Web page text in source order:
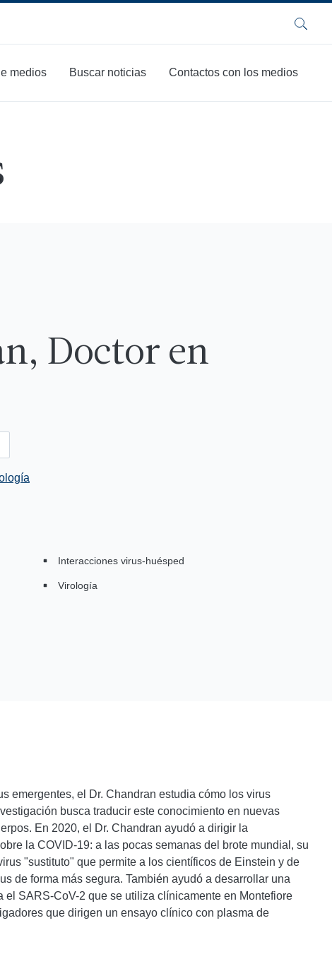
Buscar
medios Buscar noticias Contactos con los medios
Doctor en
Interacciones virus-huésped
Virología
emergentes, el Dr. Chandran estudia cómo los virus
busca traducir este conocimiento en nuevas
En 2020, el Dr. Chandran ayudó a dirigir la
la COVID-19: a las pocas semanas del brote mundial, su
"sustituto" que permite a los científicos de Einstein y de
de forma más segura. También ayudó a desarrollar una
el SARS-CoV-2 que se utiliza clínicamente en Montefiore
que dirigen un ensayo clínico con plasma de